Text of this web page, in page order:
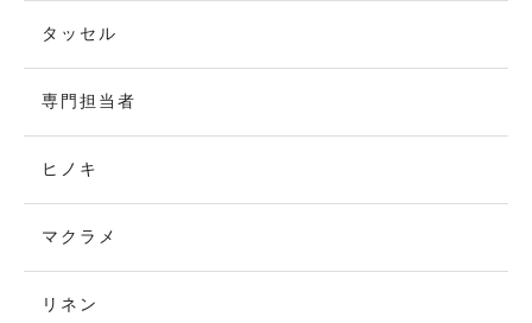
タッセル
専門担当者
ヒノキ
マクラメ
リネン